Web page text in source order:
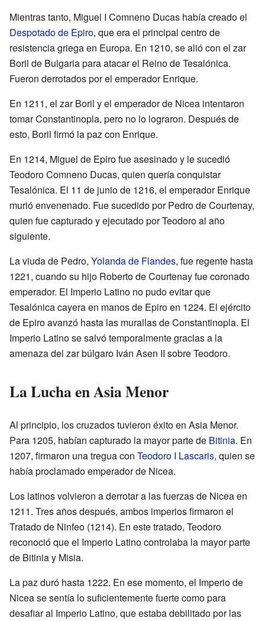
Mientras tanto, Miguel I Comneno Ducas había creado el
Despotado de Epiro, que era el principal centro de
resistencia griega en Europa. En 1210, se alió con el zar
Boril de Bulgaria para atacar el Reino de Tesalónica.
Fueron derrotados por el emperador Enrique.
En 1211, el zar Boril y el emperador de Nicea intentaron
tomar Constantinopla, pero no lo lograron. Después de
esto, Boril firmó la paz con Enrique.
En 1214, Miguel de Epiro fue asesinado y le sucedió
Teodoro Comneno Ducas, quien quería conquistar
Tesalónica. El 11 de junio de 1216, el emperador Enrique
murió envenenado. Fue sucedido por Pedro de Courtenay,
quien fue capturado y ejecutado por Teodoro al año
siguiente.
La viuda de Pedro, Yolanda de Flandes, fue regente hasta
1221, cuando su hijo Roberto de Courtenay fue coronado
emperador. El Imperio Latino no pudo evitar que
Tesalónica cayera en manos de Epiro en 1224. El ejército
de Epiro avanzó hasta las murallas de Constantinopla. El
Imperio Latino se salvó temporalmente gracias a la
amenaza del zar búlgaro Iván Asen II sobre Teodoro.
La Lucha en Asia Menor
Al principio, los cruzados tuvieron éxito en Asia Menor.
Para 1205, habían capturado la mayor parte de Bitinia. En
1207, firmaron una tregua con Teodoro I Lascaris, quien se
había proclamado emperador de Nicea.
Los latinos volvieron a derrotar a las fuerzas de Nicea en
1211. Tres años después, ambos imperios firmaron el
Tratado de Ninfeo (1214). En este tratado, Teodoro
reconoció que el Imperio Latino controlaba la mayor parte
de Bitinia y Misia.
La paz duró hasta 1222. En ese momento, el Imperio de
Nicea se sentía lo suficientemente fuerte como para
desafiar al Imperio Latino, que estaba debilitado por las